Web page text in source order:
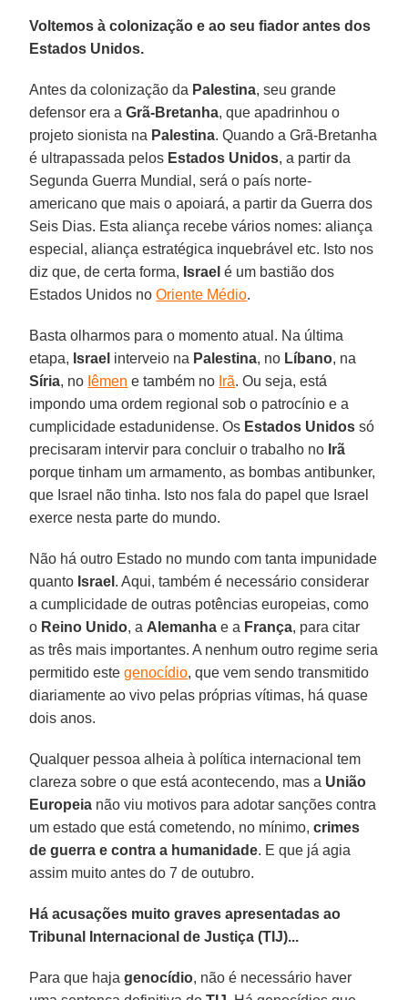
Voltemos à colonização e ao seu fiador antes dos
Estados Unidos.
Antes da colonização da Palestina, seu grande
defensor era aGrã-Bretanha, que apadrinhou o
projeto sionista na Palestina. Quando a Grã-Bretanha
é ultrapassada pelos Estados Unidos, a partir da
Segunda Guerra Mundial, será o país norte-
americano que mais o apoiará, a partir da Guerra dos
Seis Dias. Esta aliança recebe vários nomes: aliança
especial, aliança estratégica inquebrável etc. Isto nos
diz que, de certa forma, Israel é um bastião dos
Estados Unidos noOriente Médio.
Basta olharmos para o momento atual. Na última
etapa, Israel interveio na Palestina, no Líbano, na
Síria, no Iêmen e também no Irã. Ou seja, está
impondo uma ordem regional sob o patrocínio e a
cumplicidade estadunidense. Os Estados Unidos só
precisaram intervir para concluir o trabalho no Irã
porque tinham um armamento, as bombas antibunker,
que Israel não tinha. Isto nos fala do papel que Israel
exerce nesta parte do mundo.
Não há outro Estado no mundo com tanta impunidade
quanto Israel . Aqui, também é necessário considerar
a cumplicidade de outras potências europeias, como
o Reino Unido, a Alemanha e a França, para citar
as três mais importantes. A nenhum outro regime seria
permitido estegenocídio, que vem sendo transmitido
diariamente ao vivo pelas próprias vítimas, há quase
dois anos.
Qualquer pessoa alheia à política internacional tem
clareza sobre o que está acontecendo, mas a União
Europeia não viu motivos para adotar sanções contra
um estado que está cometendo, no mínimo,crimes
de guerra e contra a humanidade. E que já agia
assim muito antes do 7 de outubro.
Há acusações muito graves apresentadas ao
Tribunal Internacional de Justiça (TIJ)...
Para que hajagenocídio, não é necessário haver